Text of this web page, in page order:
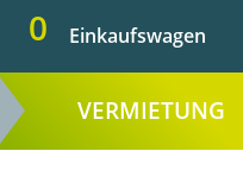
0 Einkaufswagen
VERMIETUNG